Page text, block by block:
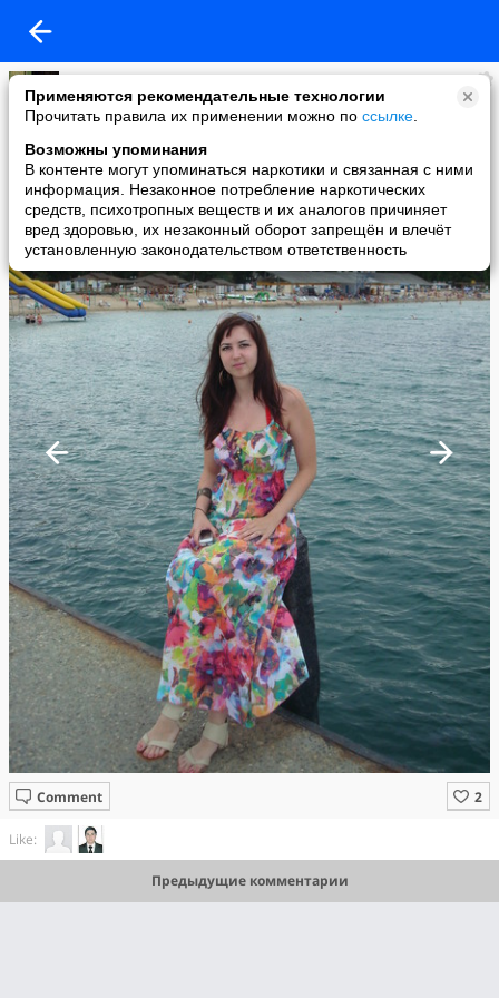
Применяются рекомендательные технологии
Прочитать правила их применении можно по ссылке
Возможны упоминания
В контенте могут упоминаться наркотики и связанная с ними
информация. Незаконное потребление наркотических
средств, психотропных веществ и их аналогов причиняет
вред здоровью, их незаконный оборот запрещён и влечёт
установленную законодательством ответственность
Катюша Дмитриева
added a photo
04 Aug в 13:57
Comment
Like:
Предыдущие комментарии